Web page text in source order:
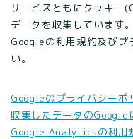
サービスともにクッキー
データを収集しています
Googleの利用規約及びプ
い。
Googleのプライバシーポ
収集したデータのGoogle
Google Analyticsの利用